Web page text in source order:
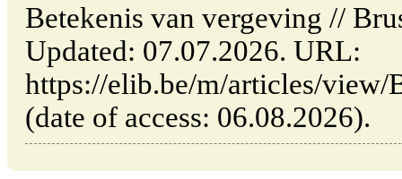
Betekenis van vergeving //
Updated: 07.07.2026. URL:
https://elib.be/m/articles/view/
(date of access: 06.08.2026).